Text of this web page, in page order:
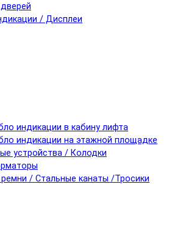
/ Дисплеи
индикации в кабину лифта
индикации на этажной площадке
устройства / Колодки
/ Стальные канаты /Тросики